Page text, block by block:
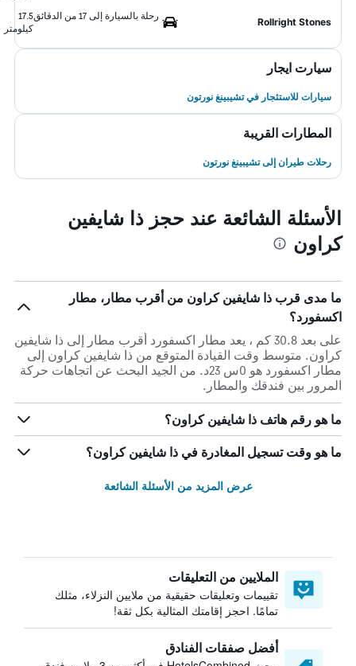
Rollright Stones
رحلة بالسيارة إلى 17 من الدقائق
17.5
كيلومتر
سيارت ايجار
سيارات للاستئجار في تشيبينغ نورتون
المطارات القريبة
رحلات طيران إلى تشيبينغ نورتون
الأسئلة الشائعة عند حجز ذا شايفين
كراون
ما مدى قرب ذا شايفين كراون من أقرب مطار، مطار
اكسفورد؟
على بعد 30.8 كم ، يعد مطار اكسفورد أقرب مطار إلى ذا شايفين
كراون. متوسط وقت القيادة المتوقع من ذا شايفين كراون إلى
مطار اكسفورد هو 0س 23د. من الجيد البحث عن اتجاهات حركة
المرور بين فندقك والمطار.
ما هو رقم هاتف ذا شايفين كراون؟
ما هو وقت تسجيل المغادرة في ذا شايفين كراون؟
عرض المزيد من الأسئلة الشائعة
الملايين من التعليقات
تقييمات وتعليقات حقيقية من ملايين النزلاء، مثلك
تمامًا. احجز إقامتك المثالية بكل ثقة!
أفضل صفقات الفنادق